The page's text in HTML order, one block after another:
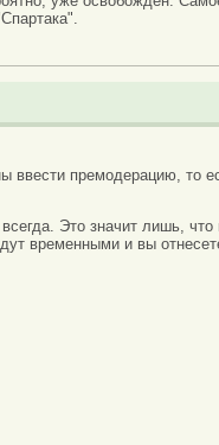
премодерацию, то
Это значит лишь,
временными и вы